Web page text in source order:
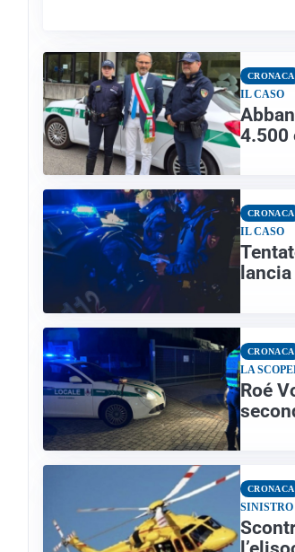
CRONACA
IL CASO
4.500
CRONACA
IL CASO
CRONACA
LA
Roé
CRONACA
SINISTRO